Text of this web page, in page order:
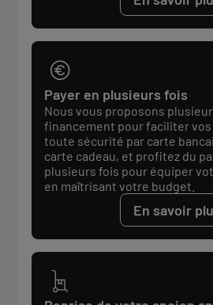
Payer en plusieurs fois
Nous vous proposons
financement pour faciliter vos
toute sécurité par carte
carte cadeau, et profitez du
plusieurs fois pour équiper
en maîtrisant votre budget.
En savoir